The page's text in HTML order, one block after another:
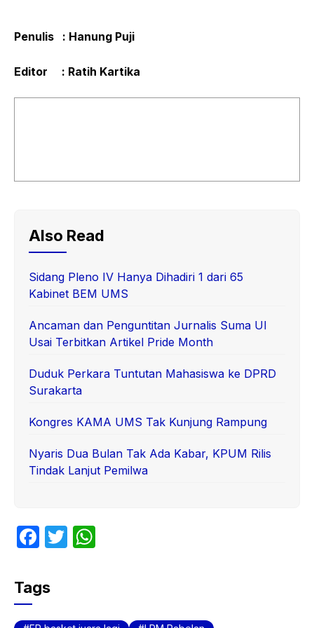
Penulis : Hanung Puji
Editor : Ratih Kartika
Also Read
Sidang Pleno IV Hanya Dihadiri 1 dari 65
Kabinet BEM UMS
Ancaman dan Penguntitan Jurnalis Suma UI
Usai Terbitkan Artikel Pride Month
Duduk Perkara Tuntutan Mahasiswa ke DPRD
Surakarta
Kongres KAMA UMS Tak Kunjung Rampung
Nyaris Dua Bulan Tak Ada Kabar, KPUM Rilis
Tindak Lanjut Pemilwa
F
c
e
T
Tags